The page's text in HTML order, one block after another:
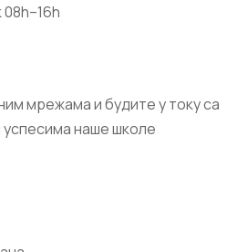
мрежама и будите у току са
успесима наше школе